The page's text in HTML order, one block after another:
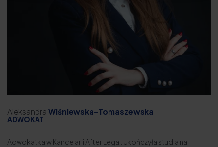
Aleksandra Wiśniewska-Tomaszewska
ADWOKAT
Adwokatka w Kancelarii After Legal. Ukończyła studia na